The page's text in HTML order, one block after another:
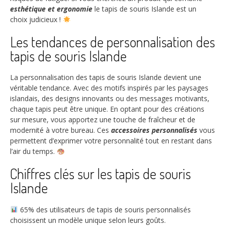
esthétique et ergonomie le tapis de souris Islande est un
choix judicieux !
Les tendances de personnalisation des
tapis de souris Islande
La personnalisation des tapis de souris Islande devient une
véritable tendance. Avec des motifs inspirés par les paysages
islandais, des designs innovants ou des messages motivants,
chaque tapis peut être unique. En optant pour des créations
sur mesure, vous apportez une touche de fraîcheur et de
modernité à votre bureau. Ces accessoires personnalisés vous
permettent d’exprimer votre personnalité tout en restant dans
l’air du temps.
Chiffres clés sur les tapis de souris
Islande
65% des utilisateurs de tapis de souris personnalisés
choisissent un modèle unique selon leurs goûts.